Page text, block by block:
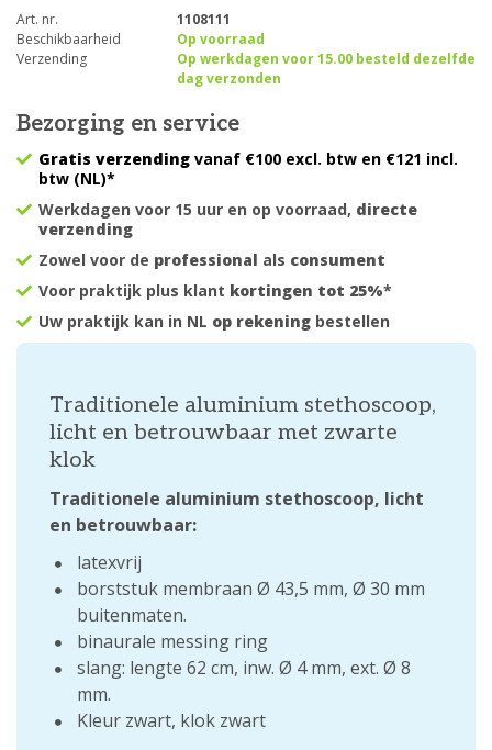
Art. nr.
1108111
Beschikbaarheid
Op voorraad
Verzending
Op werkdagen voor 15.00 besteld dezelfde
dag verzonden
Bezorging en service
Gratis verzending vanaf €100 excl. btw en €121 incl.
btw (NL)*
Werkdagen voor 15 uur en op voorraad, directe
verzending
Zowel voor de professional als consument
Voor praktijk plus klant kortingen tot 25%*
Uw praktijk kan in NL op rekening bestellen
Traditionele aluminium stethoscoop,
licht en betrouwbaar met zwarte
klok
Traditionele aluminium stethoscoop, licht
en betrouwbaar:
latexvrij
borststuk membraan Ø 43,5 mm, Ø 30 mm
buitenmaten.
binaurale messing ring
slang: lengte 62 cm, inw. Ø 4 mm, ext. Ø 8
mm.
Kleur zwart, klok zwart